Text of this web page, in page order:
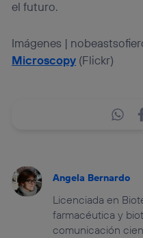
el futuro.
Imágenes |
Microscopy (Flickr)
Angela Bernardo
Licenciada en
farmacéutica y
comunicación